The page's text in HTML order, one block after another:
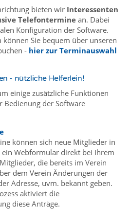
bieten wir Interessenten
Telefontermine an. Dabei
Konfiguration der Software.
können Sie bequem über unseren
- hier zur Terminauswahl
- nützliche Helferlein!
einige zusätzliche Funktionen
Bedienung der Software
können sich neue Mitglieder in
ein Webformular direkt bei Ihrem
die bereits im Verein
dem Verein Änderungen der
Adresse, uvm. bekannt geben.
aktiviert die
diese Anträge.